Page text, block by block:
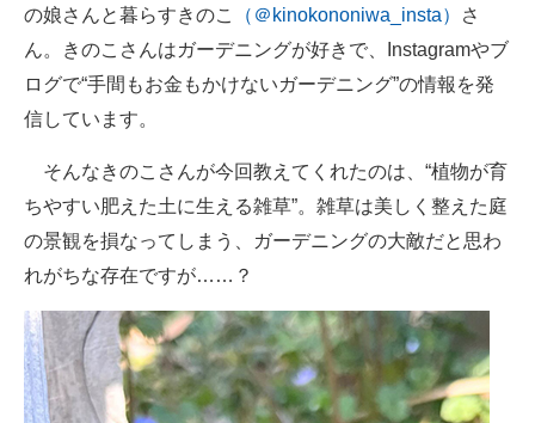
の娘さんと暮らすきのこ
（＠kinokononiwa_insta）
さ
ん。きのこさんはガーデニングが好きで、Instagramやブ
ログで“手間もお金もかけないガーデニング”の情報を発
信しています。
そんなきのこさんが今回教えてくれたのは、“植物が育
ちやすい肥えた土に生える雑草”。雑草は美しく整えた庭
の景観を損なってしまう、ガーデニングの大敵だと思わ
れがちな存在ですが……？